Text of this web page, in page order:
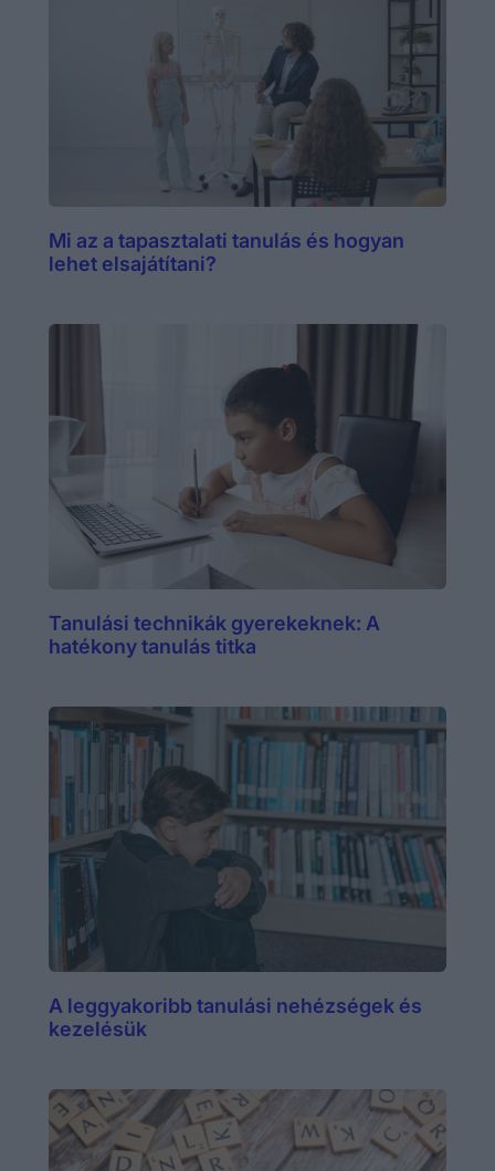
Mi az a tapasztalati tanulás és hogyan
lehet elsajátítani?
Tanulási technikák gyerekeknek: A
hatékony tanulás titka
A leggyakoribb tanulási nehézségek és
kezelésük